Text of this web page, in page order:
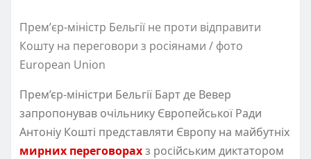
Премʼєр-міністр Бельгії не проти відправити
Кошту на переговори з росіянами / фото
European Union
Прем’єр-міністри Бельгії Барт де Вевер
запропонував очільнику Європейської Ради
Антоніу Кошті представляти Європу на майбутніх
мирних переговорахз російським диктатором